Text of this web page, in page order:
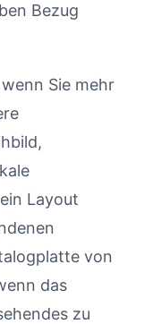
Bezug
Sie mehr
Layout
von
das
zu